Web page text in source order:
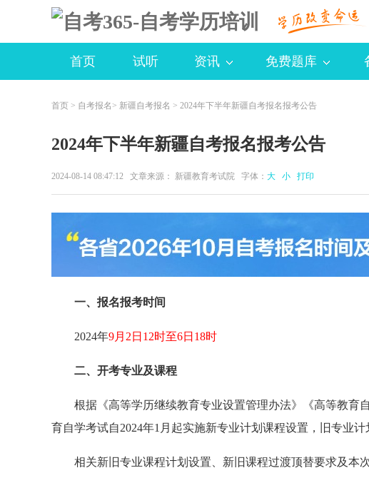
首页 试听 资讯 免费题库
首页 > 自考报名 > 新疆自考报名 > 2024年下半年新疆自考报名报考公告
2024年下半年新疆自考报名报考公告
2024-08-14 08:47:12 文章来源： 新疆教育考试院 字体： 大 小 打印
一、报名报考时间
2024年9月2日12时至6日18时
二、开考专业及课程
根据《高等学历继续教育专业设置管理办法》《高等教育
育自学考试自2024年1月起实施新专业计划课程设置，旧专业计
相关新旧专业课程计划设置、新旧课程过渡顶替要求及本